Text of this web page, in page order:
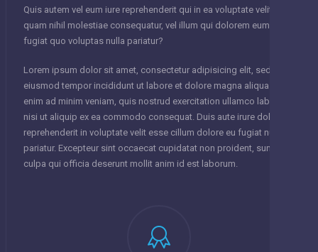
Quis autem vel eum iure reprehenderit qui in ea voluptate velit esse
quam nihil molestiae consequatur, vel illum qui dolorem eum
fugiat quo voluptas nulla pariatur?
Lorem ipsum dolor sit amet, consectetur adipisicing elit, sed do
eiusmod tempor incididunt ut labore et dolore magna aliqua. Ut
enim ad minim veniam, quis nostrud exercitation ullamco laboris
nisi ut aliquip ex ea commodo consequat. Duis aute irure dolor in
reprehenderit in voluptate velit esse cillum dolore eu fugiat nulla
pariatur. Excepteur sint occaecat cupidatat non proident, sunt in
culpa qui officia deserunt mollit anim id est laborum.